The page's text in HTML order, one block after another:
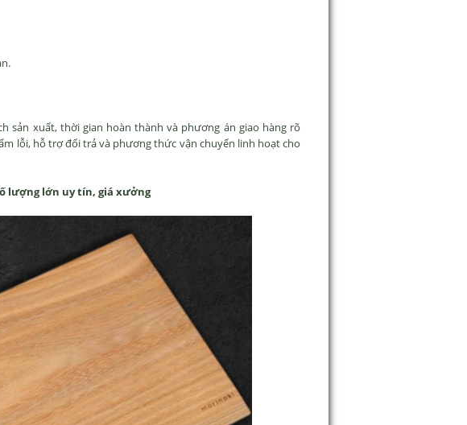
sản xuất, thời gian hoàn thành và phương án giao hàng rõ
lỗi, hỗ trợ đổi trả và phương thức vận chuyển linh hoạt cho
lượng lớn uy tín, giá xưởng